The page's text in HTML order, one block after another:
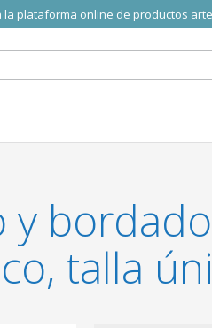
la plataforma online de productos
talla